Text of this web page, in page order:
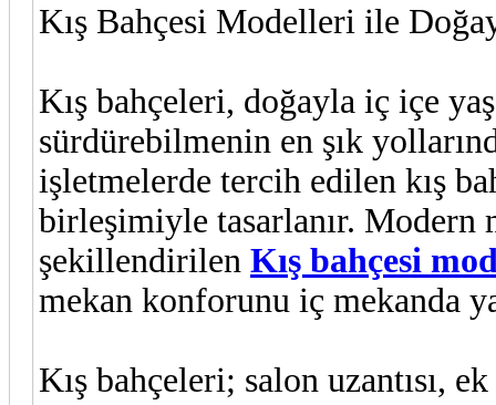
Kış Bahçesi Modelleri ile
Kış bahçeleri, doğayla iç içe
sürdürebilmenin en şık
işletmelerde tercih edilen kış
birleşimiyle tasarlanır.
şekillendirilen Kış bahçesi
mekan konforunu iç mekanda
Kış bahçeleri; salon uzantısı,